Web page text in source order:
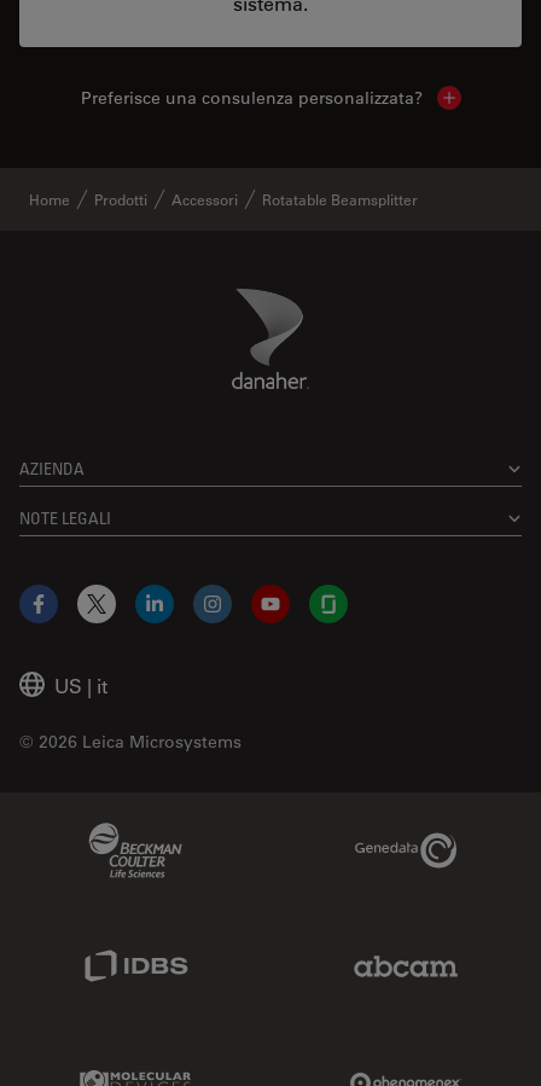
Preferisce una consulenza personalizzata? Show local
Home Prodotti Accessori Rotatable Beamsplitter
Danaher Logo
AZIENDA
NOTE LEGALI
US | it
© 2026 Leica Microsystems
Facebook
X LinkedInInstagramYouTubeGlassdoor
Genedata Link
Molecular Devices Link